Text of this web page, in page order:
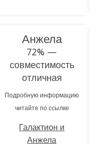
Анжела
72% —
совместимость
отличная
Подробную информацию
читайте по ссылке
Галактион и
Анжела